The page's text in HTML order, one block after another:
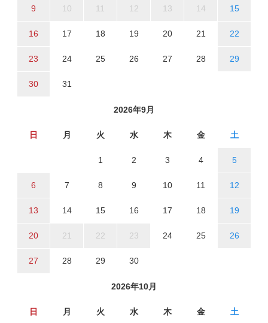
9 10 11 12 13 14 15
16 17 18 19 20 21 22
23 24 25 26 27 28 29
30 31
2026年9月
日 月 火 水 木 金 土
1 2 3 4 5
6 7 8 9 10 11 12
13 14 15 16 17 18 19
20 21 22 23 24 25 26
27 28 29 30
2026年10月
日 月 火 水 木 金 土